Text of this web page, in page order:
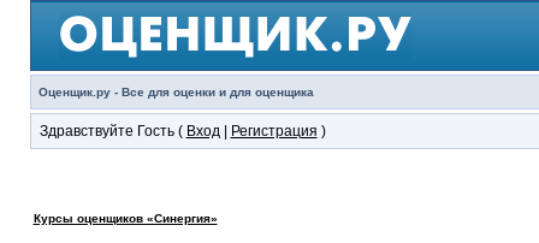
Оценщик.ру - Все для оценки и для оценщика
Здравствуйте Гость ( Вход| Регистрация )
Курсы оценщиков «Синергия»